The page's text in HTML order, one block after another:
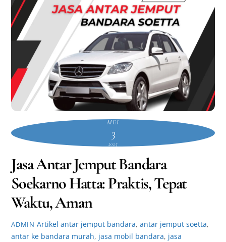
MEI
3
2025
Jasa Antar Jemput Bandara
Soekarno Hatta: Praktis, Tepat
Waktu, Aman
ADMIN Artikel antar jemput bandara, antar jemput soetta,
antar ke bandara murah, jasa mobil bandara, jasa